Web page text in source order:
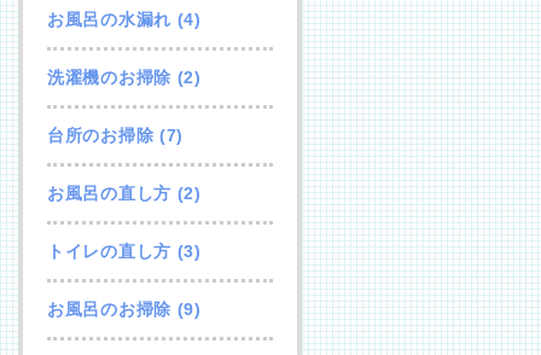
お風呂の水漏れ (4)
洗濯機のお掃除 (2)
台所のお掃除 (7)
お風呂の直し方 (2)
トイレの直し方 (3)
お風呂のお掃除 (9)